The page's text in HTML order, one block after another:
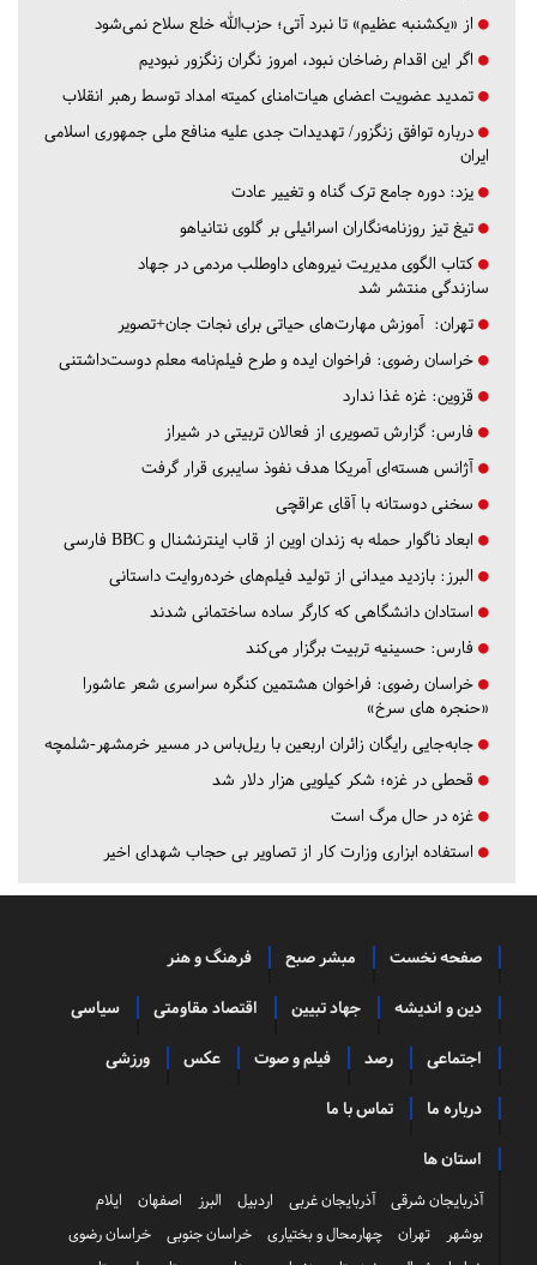
از «یکشنبه عظیم» تا نبرد آتی؛ حزب‌الله خلع سلاح نمی‌شود
اگر این اقدام رضاخان نبود، امروز نگران زنگزور نبودیم
تمدید عضویت اعضای هیات‌امنای کمیته امداد توسط رهبر انقلاب
درباره توافق زنگزور/ تهدیدات جدی علیه منافع ملی جمهوری اسلامی
ایران
یزد: دوره جامع ترک گناه و تغییر عادت
تیغ تیز روزنامه‌نگاران اسرائیلی بر گلوی نتانیاهو
کتاب الگوی مدیریت نیروهای داوطلب مردمی در جهاد
سازندگی منتشر شد
تهران: آموزش مهارت‌های حیاتی برای نجات جان+تصویر
خراسان رضوی: فراخوان ایده و طرح فیلم‌نامه معلم دوست‌داشتنی
قزوین: غزه غذا ندارد
فارس: گزارش تصویری از فعالان تربیتی در شیراز
آژانس هسته‌ای آمریکا هدف نفوذ سایبری قرار گرفت
سخنی دوستانه با آقای عراقچی
ابعاد ناگوار حمله به زندان اوین از قاب اینترنشنال و BBC فارسی
البرز: بازدید میدانی از تولید فیلم‌های خرده‌روایت داستانی
استادان دانشگاهی که کارگر ساده ساختمانی شدند
فارس: حسینیه تربیت برگزار می‌کند
خراسان رضوی: فراخوان هشتمین کنگره سراسری شعر عاشورا
«حنجره های سرخ»
جابه‌جایی رایگان زائران اربعین با ریل‌باس در مسیر خرمشهر-شلمچه
قحطی در غزه؛ شکر کیلویی هزار دلار شد
غزه در حال مرگ است
استفاده ابزاری وزارت کار از تصاویر بی حجاب شهدای اخیر
صفحه نخست مبشر صبح فرهنگ و هنر
دین و اندیشه جهاد تبیین اقتصاد مقاومتی سیاسی
اجتماعی رصد فیلم و صوت عکس ورزشی
درباره ما تماس با ما
استان ها
آذربایجان شرقی آذربایجان غربی اردبیل البرز اصفهان
ایلام
بوشهر
تهران چهارمحال و بختیاری خراسان جنوبی
خراسان رضوی